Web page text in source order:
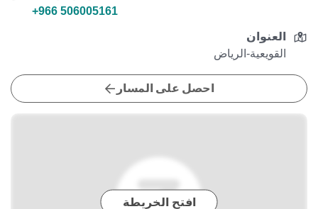
+966 506005161
العنوان
القويعية-الرياض
احصل على المسار
افتح الخريطة